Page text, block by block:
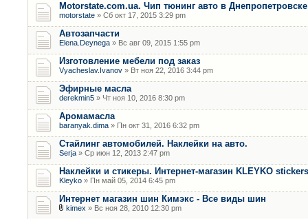
Motorstate.com.ua. Чип тюнинг авто в
motorstate » Сб окт 17, 2015 3:29 pm
Автозапчасти
Elena.Deynega » Вс авг 09, 2015 1:55 pm
Изготовление мебели под заказ
Vyacheslav.Ivanov » Вт ноя 22, 2016 3:44 pm
Эфирные масла
derekmin5 » Чт ноя 10, 2016 8:30 pm
Аромамасла
baranyak.dima » Пн окт 31, 2016 6:32 pm
Стайлинг автомобилей. Наклейки на авто.
Serja » Ср июн 12, 2013 2:47 pm
Наклейки и стикеры. Интернет-магазин KLEYKO stickers
Kleyko » Пн май 05, 2014 6:45 pm
Интернет магазин шин Кимэкс - Все виды шин
kimex » Вс ноя 28, 2010 12:30 pm